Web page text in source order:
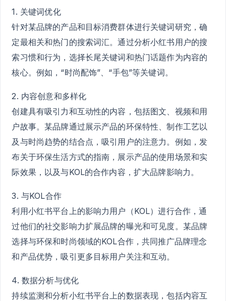
1. 关键词优化
针对某品牌的产品和目标消费群体进行关键词研究，确
定最相关和热门的搜索词汇。通过分析小红书用户的搜
索习惯和行为，选择长尾关键词和热门话题作为内容的
核心。例如，“时尚配饰”、“手包”等关键词。
2. 内容创意和多样化
创建具有吸引力和互动性的内容，包括图文、视频和用
户故事。某品牌通过展示产品的环保特性、制作工艺以
及与时尚趋势的结合点，吸引用户的注意力。例如，发
布关于环保生活方式的指南，展示产品的使用场景和实
际效果，以及与KOL的合作内容，扩大品牌影响力。
3. 与KOL合作
利用小红书平台上的影响力用户（KOL）进行合作，通
过他们的社交影响力扩展品牌的曝光和可见度。某品牌
选择与环保和时尚领域的KOL合作，共同推广品牌理念
和产品优势，吸引更多目标用户关注和互动。
4. 数据分析与优化
持续监测和分析小红书平台上的数据表现，包括内容互